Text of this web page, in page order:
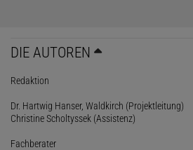
DIE AUTOREN
Redaktion
Dr. Hartwig Hanser, Waldkirch (Projektleitung)
Christine Scholtyssek (Assistenz)
Fachberater